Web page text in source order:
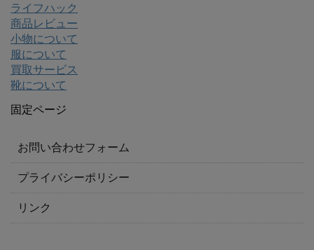
ライフハック
商品レビュー
小物について
服について
買取サービス
靴について
固定ページ
お問い合わせフォーム
プライバシーポリシー
リンク